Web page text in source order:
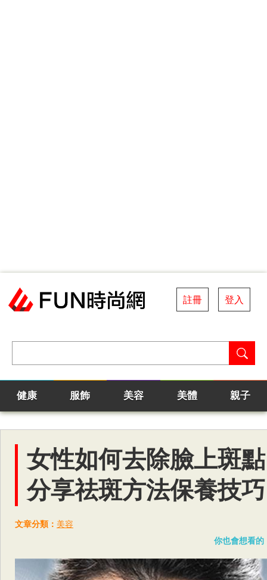
註冊 登入
健康 服飾 美容 美體 親子
女性如何去除臉上斑點
分享祛斑方法保養技巧
文章分類： 美容
你也會想看的